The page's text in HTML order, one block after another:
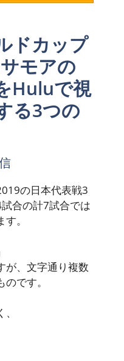
ドカップ
モアの
Huluで視
る3つの
の日本代表戦3
合の計7試合では
。
が、文字通り複数
です。